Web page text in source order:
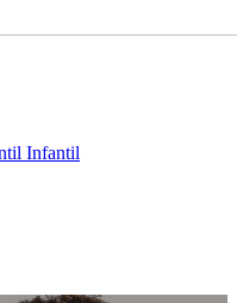
Infantil